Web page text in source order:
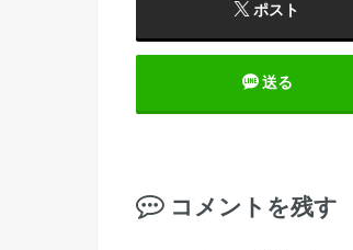
ポスト
送る
コメントを残す